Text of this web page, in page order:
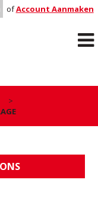
ofAccount Aanmaken